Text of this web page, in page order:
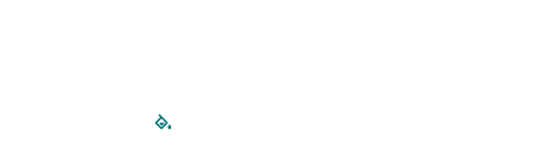
filled-pagination